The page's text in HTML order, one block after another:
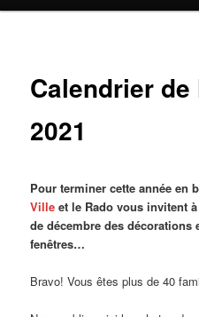
Calendrier de
2021
Pour terminer cette année en
Ville et le Rado vous invitent
de décembre des décorations
fenêtres…
Bravo! Vous êtes plus de 40